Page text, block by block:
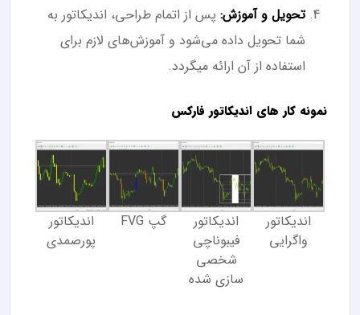
تحویل و آموزش: پس از اتمام طراحی، اندیکاتور به
شما تحویل داده می‌شود و آموزش‌های لازم برای
استفاده از آن ارائه میگردد.
نمونه کار های اندیکاتور فارکس
اندیکاتور
واگرایی
اندیکاتور
فیبوناچی
شخصی
سازی شده
گپ FVG
اندیکاتور
پورصمدی